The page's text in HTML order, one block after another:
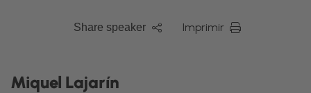
Share speaker Imprimir
Miquel Lajarín